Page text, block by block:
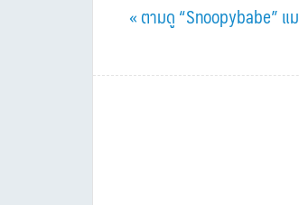
Previous
« ตามดู “Snoopybabe”